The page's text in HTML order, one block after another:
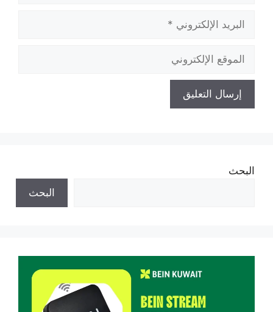
البريد
الإلكتروني
الموقع
الإلكتروني
البحث
البحث